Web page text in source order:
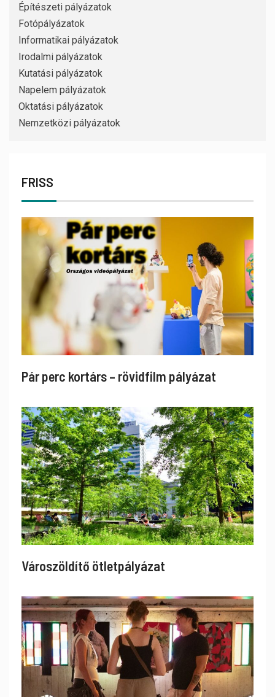
Építészeti pályázatok
Fotópályázatok
Informatikai pályázatok
Irodalmi pályázatok
Kutatási pályázatok
Napelem pályázatok
Oktatási pályázatok
Nemzetközi pályázatok
FRISS
Pár perc kortárs – rövidfilm pályázat
Városzöldítő ötletpályázat